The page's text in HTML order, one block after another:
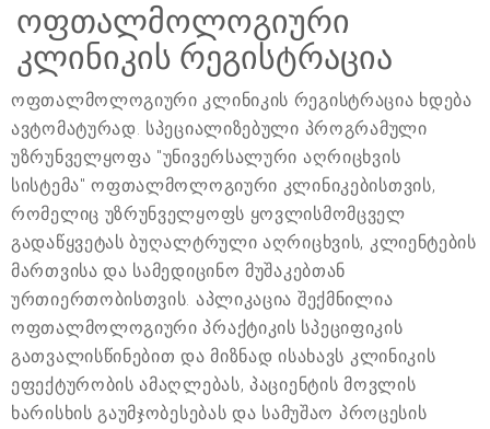
ოფთალმოლოგიური
კლინიკის რეგისტრაცია
ოფთალმოლოგიური კლინიკის რეგისტრაცია ხდება
ავტომატურად. სპეციალიზებული პროგრამული
უზრუნველყოფა "უნივერსალური აღრიცხვის
სისტემა" ოფთალმოლოგიური კლინიკებისთვის,
რომელიც უზრუნველყოფს ყოვლისმომცველ
გადაწყვეტას ბუღალტრული აღრიცხვის, კლიენტების
მართვისა და სამედიცინო მუშაკებთან
ურთიერთობისთვის. აპლიკაცია შექმნილია
ოფთალმოლოგიური პრაქტიკის სპეციფიკის
გათვალისწინებით და მიზნად ისახავს კლინიკის
ეფექტურობის ამაღლებას, პაციენტის მოვლის
ხარისხის გაუმჯობესებას და სამუშაო პროცესის